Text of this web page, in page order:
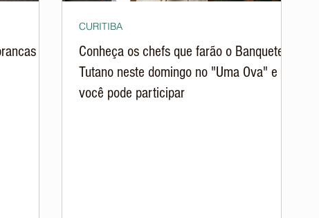
em
Conheça os chefs que farão o Banquete
Tutano neste domingo no "Uma Ova" e
você pode participar
CURITIBA